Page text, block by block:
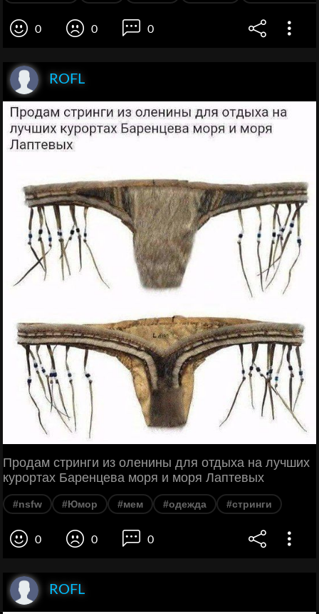
0 0 0
ROFL
Продам стринги из оленины для отдыха на лучших
курортах Баренцева моря и моря Лаптевых
#nsfw #Юмор #мем #одежда #стринги
0 0 0
ROFL